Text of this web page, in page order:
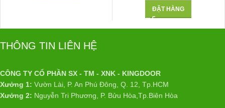
ĐẶT HÀNG
THÔNG TIN LIÊN HỆ
CÔNG TY CỔ PHẦN SX - TM - XNK - KINGDOOR
Xưởng 1: Vườn Lài, P. An Phú Đông, Q. 12, Tp.HCM
Xưởng 2: Nguyễn Tri Phương, P. Bửu Hòa,Tp.Biên Hòa